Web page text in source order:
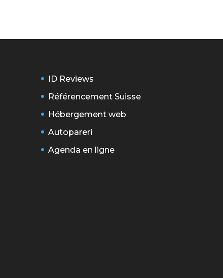
ID Reviews
Référencement Suisse
Hébergement web
Autopareri
Agenda en ligne